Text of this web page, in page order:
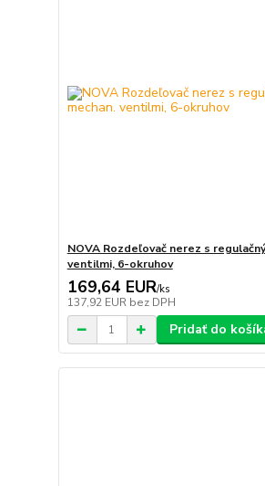
NOVA Rozdeľovač nerez s
ventilmi, 6-okruhov
169,64 EUR/ks
137,92 EUR bez DPH
Pridať do